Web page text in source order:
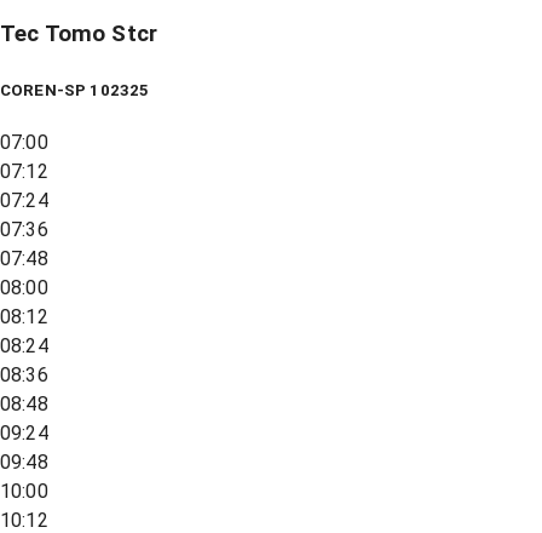
Tec Tomo Stcr
COREN-SP 102325
07:00
07:12
07:24
07:36
07:48
08:00
08:12
08:24
08:36
08:48
09:24
09:48
10:00
10:12